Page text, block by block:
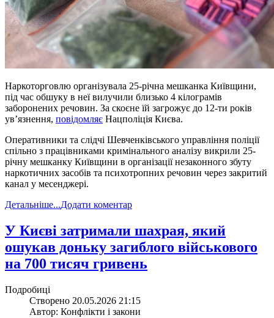
Наркоторговлю організувала 25-річна мешканка Київщини,
під час обшуку в неї вилучили близько 4 кілограмів
заборонених речовин. За скоєне їй загрожує до 12-ти років
ув’язнення, повідомляє Нацполіція Києва.
Оперативники та слідчі Шевченківського управління поліції
спільно з працівниками кримінального аналізу викрили 25-
річну мешканку Київщини в організації незаконного збуту
наркотичних засобів та психотропних речовин через закритий
канал у месенджері.
Детальніше...Додати коментар
У Києві затримали шахрая, який
ошукав доньку загиблого військового
на 700 тисяч гривень
Подробиці
Створено 20.05.2026 21:15
Автор: Конфлікти і закони